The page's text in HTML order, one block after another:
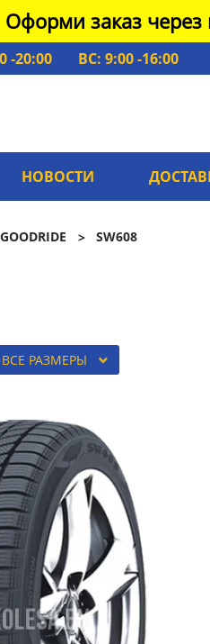
Оформи заказ через
-20:00
ВС: 9:00 -16:00
НОВОСТИ
SW608
ВСЕ РАЗМЕРЫ